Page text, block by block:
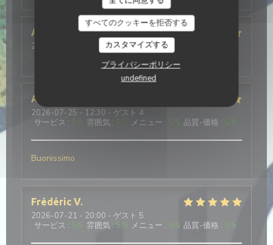
すべてのクッキーを拒否する
カスタマイズする
プライバシーポリシー
undefined
Alison
2026-07-25
- 19:30 - ゲスト 4
雰囲気:3/5 メニュー:5/5
Alain
2026-07-25 - 12:30 - ゲスト 4
サービス : 雰囲気 : メニュー : 品質-価格 :
Buonissimo
Frédéric V
2026-07-21 - 20:00 - ゲスト 5
サービス : 雰囲気 : 5/5 メニュー : /5 品質-価格 : 5 /5